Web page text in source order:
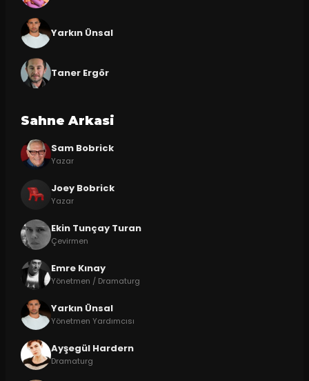
Yarkın Ünsal
Taner Ergör
Sahne Arkasi
Sam Bobrick
Yazar
Joey Bobrick
Yazar
Ekin Tunçay Turan
Çevirmen
Emre Kınay
Yönetmen / Dramaturg
Yarkın Ünsal
Yönetmen Yardımcısı
Ayşegül Hardern
Dramaturg